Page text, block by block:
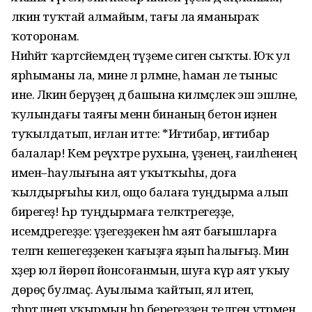
ләкин туҡтай алмайым, тағы ла яманыраҡ
ҡоторонам.
Ниһәйәт ҡартәсәйемдең түҙеме сигенә сыҡты. Юҡ ул
ярһыманы ла, мине лә әрләмәне, һаман әле тыныс
ине. Ләкин берәүҙең дә башына килмәҫлек эш эшләне,
ҡулындағы таяғы менән бинаның бетон иҙәненә
туҡылдатып, иғлан итте: *Иғтибар, иғтибар
балалар! Кем әреүәхтәре рухына, үҙенең, ғаиләһенең
имен–һаулығына аят уҡытҡыһы, доға
ҡылдырғыһы килә, ощо балаға туңдырма алып
бирегеҙ! Һәр туңдырмаға теләктәрегеҙҙе,
исемдәрегеҙҙе: үҙегеҙҙекен һәм аят бағышларға
теләгән кешегеҙҙекен ҡағыҙға яҙып һалығыҙ. Мин
хәҙер юл йөрөп йонсоғанмын, шуға күрә аят уҡыу
дөрөҫ булмаҫ. Ауылыма ҡайтып, ял итеп,